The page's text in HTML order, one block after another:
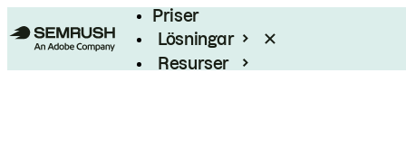
Priser
Lösningar
Resurser